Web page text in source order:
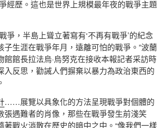
經歷。這也是世界上規模最年夜的戰爭主題
爭，半島上聳立著寫有‘不再有戰爭’的紀念
生涯在戰爭年月，遠離可怕的戰爭。”波蘭
館長拉法烏·烏努克在接收本報記者采訪時
入反思，勸誡人們摒棄以暴力為政治東西的
……展覽以具象化的方法呈現戰爭對個體的
張遇難者的肖像，那些在戰爭發生前淺笑
戰火消散在歷史的暗中之中。“像我們一樣